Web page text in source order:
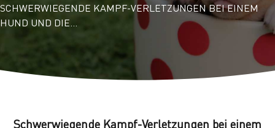
SCHWERWIEGENDE KAMPF-VERLETZUNGEN BEI EINEM
HUND UND DIE…
Schwerwiegende Kampf-Verletzungen bei einem